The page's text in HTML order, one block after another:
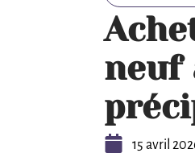
neuf
15 avril